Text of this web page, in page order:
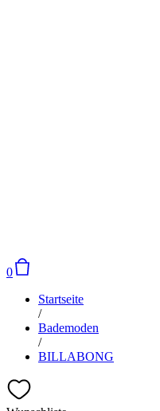
0
Startseite
/
Bademoden
/
BILLABONG